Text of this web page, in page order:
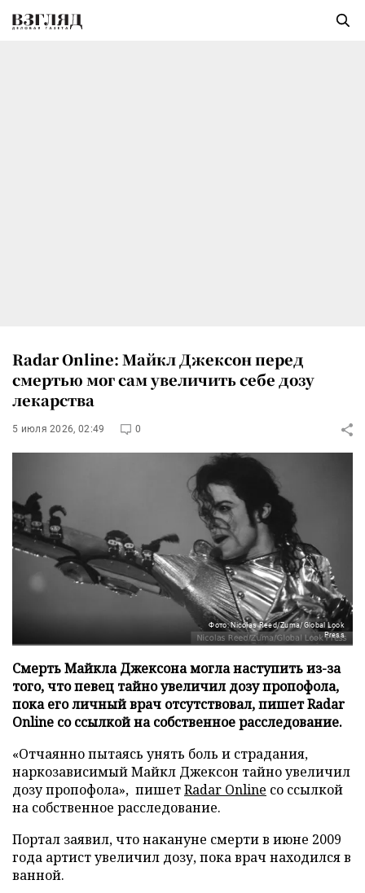
Radar Online: Майкл Джексон перед
смертью мог сам увеличить себе дозу
лекарства
5 июля 2026, 02:49 0
Фото: Nicolas Reed/Zuma/Global Look
Press
Смерть Майкла Джексона могла наступить из-за
того, что певец тайно увеличил дозу пропофола,
пока его личный врач отсутствовал, пишет Radar
Online со ссылкой на собственное расследование.
«Отчаянно пытаясь унять боль и страдания,
наркозависимый Майкл Джексон тайно увеличил
дозу пропофола», пишетRadar Online со ссылкой
на собственное расследование.
Портал заявил, что накануне смерти в июне 2009
года артист увеличил дозу, пока врач находился в
ванной.